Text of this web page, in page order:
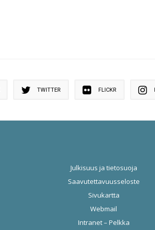
TWITTER FLICKR
Julkisuus ja tietosuoja
Saavutettavuusseloste
Sivukartta
Webmail
Intranet – Pelkka